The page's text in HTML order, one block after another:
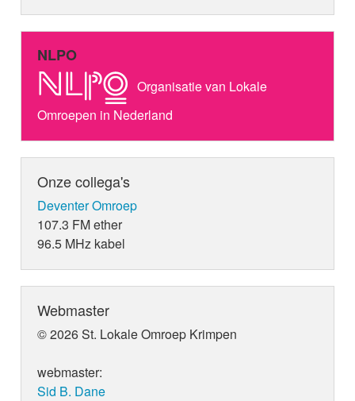
NLPO
Organisatie van Lokale
Omroepen in Nederland
Onze collega's
Deventer Omroep
107.3 FM ether
96.5 MHz kabel
Webmaster
© 2026 St. Lokale Omroep Krimpen
webmaster:
Sid B. Dane